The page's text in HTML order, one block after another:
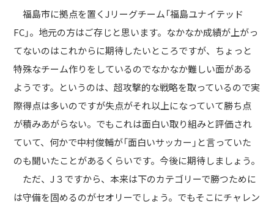
料金表
よくあるご質問
ブログ
福島市に拠点を置くJリーグチーム「福島ユナイテッド
FC」。地元の方はご存じと思います。なかなか成績が上がっ
てないのはこれからに期待したいところですが、ちょっと
特殊なチーム作りをしているのでなかなか難しい面がある
ようです。というのは、超攻撃的な戦略を取っているので実
際得点は多いのですが失点がそれ以上になっていて勝ち点
が積みあがらない。でもこれは面白い取り組みと評価され
ていて、何かで中村俊輔が「面白いサッカー」と言っていた
のも聞いたことがあるくらいです。今後に期待しましょう。
ただ、J３ですから、本来は下のカテゴリーで勝つために
は守備を固めるのがセオリーでしょう。でもそこにチャレン